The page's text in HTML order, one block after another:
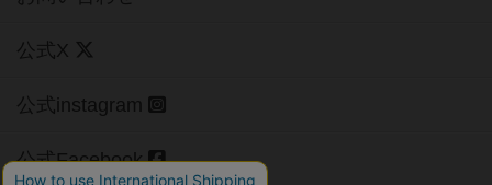
公式X
公式instagram
公式Facebook